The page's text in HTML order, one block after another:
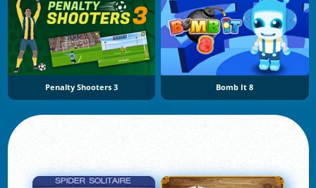
Penalty Shooters 3 Bomb It 8